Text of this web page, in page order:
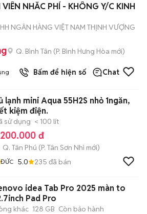
NHẮC PHÍ - KHÔNG Y/C KINH
NGÂN HÀNG VIỆT NAM THỊNH VƯỢNG
Q. Bình Tân (P. Bình Hưng Hòa mới)
Bấm để hiện số Chat
lạnh mini Aqua 55H2S nhỏ 1ngăn,
kiệm điện.
sử dụng < 100 lít
đ
Q. Tân Phú (P. Tân Sơn Nhì mới)
ĐỨC 5.0 235 đã bán
idea Tab Pro 2025 màn to
Pad Pro
khác 128 GB Còn bảo hành